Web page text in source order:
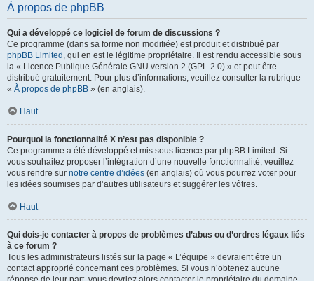
À propos de phpBB
Qui a développé ce logiciel de forum de discussions ?
Ce programme (dans sa forme non modifiée) est produit et distribué par
phpBB Limited , qui en est le légitime propriétaire. Il est rendu accessible sous
la « Licence Publique Générale GNU version 2 (GPL-2.0) » et peut être
distribué gratuitement. Pour plus d’informations, veuillez consulter la rubrique
« À propos de phpBB » (en anglais).
Haut
Pourquoi la fonctionnalité X n’est pas disponible ?
Ce programme a été développé et mis sous licence par phpBB Limited. Si
vous souhaitez proposer l’intégration d’une nouvelle fonctionnalité, veuillez
vous rendre sur notre centre d’idées (en anglais) où vous pourrez voter pour
les idées soumises par d’autres utilisateurs et suggérer les vôtres.
Haut
Qui dois-je contacter à propos de problèmes d’abus ou d’ordres légaux liés
à ce forum ?
Tous les administrateurs listés sur la page « L’équipe » devraient être un
contact approprié concernant ces problèmes. Si vous n’obtenez aucune